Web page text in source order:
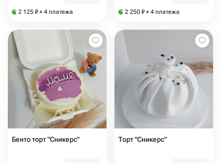
2 125 ₽ × 4 платежа 2 250 ₽ × 4 платежа
Бенто торт "Сникерс" Торт "Сникерс"